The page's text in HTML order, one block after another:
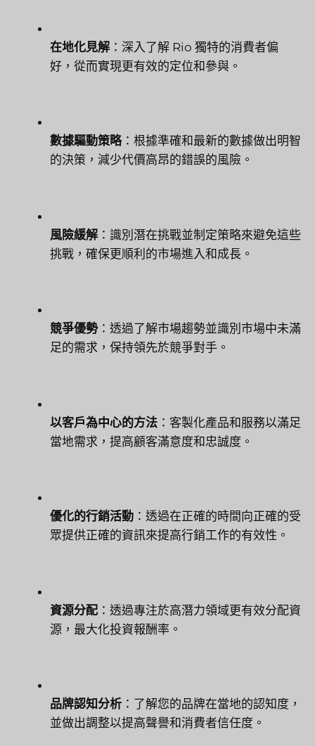
在地化見解 ：深入了解 Rio 獨特的消費者偏
好，從而實現更有效的定位和參與。
數據驅動策略：根據準確和最新的數據做出明智
的決策，減少代價高昂的錯誤的風險。
風險緩解 ：識別潛在挑戰並制定策略來避免這些
挑戰，確保更順利的市場進入和成長。
競爭優勢：透過了解市場趨勢並識別市場中未滿
足的需求，保持領先於競爭對手。
以客戶為中心的方法 ：客製化產品和服務以滿足
當地需求，提高顧客滿意度和忠誠度。
優化的行銷活動 ：透過在正確的時間向正確的受
眾提供正確的資訊來提高行銷工作的有效性。
資源分配 ：透過專注於高潛力領域更有效分配資
源，最大化投資報酬率。
品牌認知分析 ：了解您的品牌在當地的認知度，
並做出調整以提高聲譽和消費者信任度。